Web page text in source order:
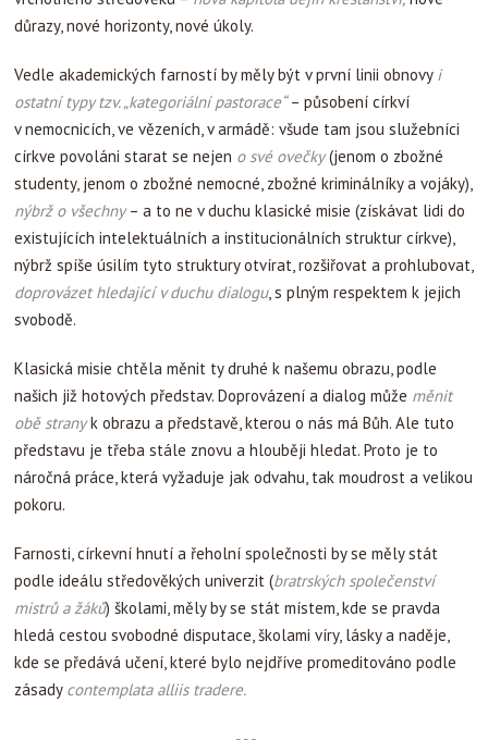
důrazy, nové horizonty, nové úkoly.
Vedle akademických farností by měly být v první linii obnovy i
ostatní typy tzv. „kategoriální pastorace“– působení církví
v nemocnicích, ve vězeních, v armádě: všude tam jsou služebníci
církve povoláni starat se nejen o své ovečky(jenom o zbožné
studenty, jenom o zbožné nemocné, zbožné kriminálníky a vojáky),
nýbrž o všechny– a to ne v duchu klasické misie (získávat lidi do
existujících intelektuálních a institucionálních struktur církve),
nýbrž spíše úsilím tyto struktury otvírat, rozšiřovat a prohlubovat,
doprovázet hledající v duchu dialogu, s plným respektem k jejich
svobodě.
Klasická misie chtěla měnit ty druhé k našemu obrazu, podle
našich již hotových představ. Doprovázení a dialog může měnit
obě stranyk obrazu a představě, kterou o nás má Bůh. Ale tuto
představu je třeba stále znovu a hlouběji hledat. Proto je to
náročná práce, která vyžaduje jak odvahu, tak moudrost a velikou
pokoru.
Farnosti, církevní hnutí a řeholní společnosti by se měly stát
podle ideálu středověkých univerzit (bratrských společenství
mistrů a žáků) školami, měly by se stát místem, kde se pravda
hledá cestou svobodné disputace, školami víry, lásky a naděje,
kde se předává učení, které bylo nejdříve promeditováno podle
zásady contemplata alliis tradere.